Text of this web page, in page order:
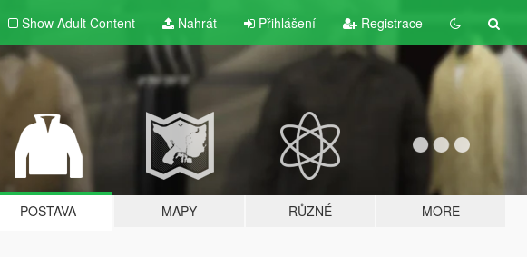
Show Adult Content Nahrát Přihlášení Registrace
POSTAVA MAPY RŮZNÉ MORE